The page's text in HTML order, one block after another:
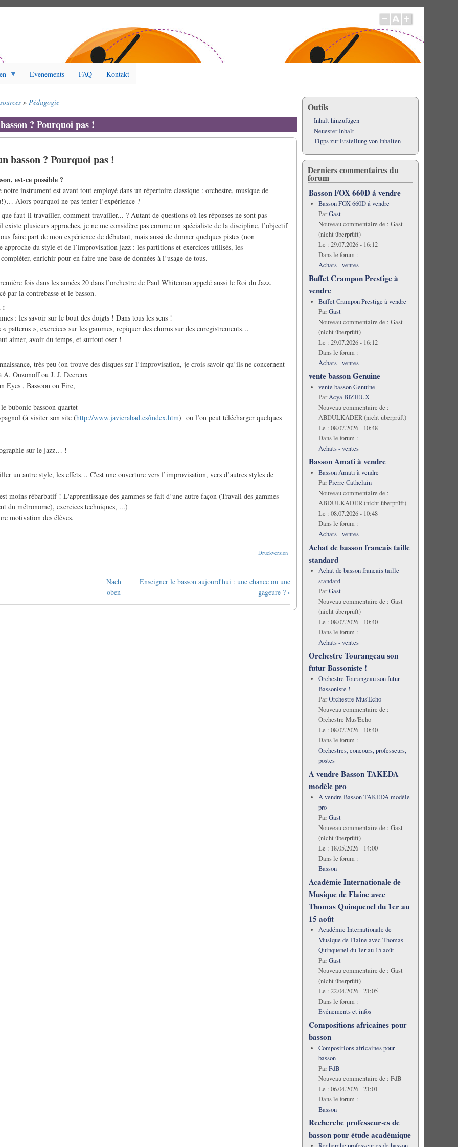
Evenements FAQ Kontakt
Pédagogie
? Pourquoi pas !
basson ? Pourquoi pas !
est-ce possible ?
notre instrument est avant tout employé dans un répertoire classique : orchestre, musique de
Alors pourquoi ne pas tenter l’expérience ?
faut-il travailler, comment travailler... ? Autant de questions où les réponses ne sont pas
existe plusieurs approches, je ne me considère pas comme un spécialiste de la discipline, l’objectif
faire part de mon expérience de débutant, mais aussi de donner quelques pistes (non
approche du style et de l’improvisation jazz : les partitions et exercices utilisés, les
enrichir pour en faire une base de données à l’usage de tous.
fois dans les années 20 dans l’orchestre de Paul Whiteman appelé aussi le Roi du Jazz.
par la contrebasse et le basson.
:
: les savoir sur le bout des doigts ! Dans tous les sens !
patterns », exercices sur les gammes, repiquer des chorus sur des enregistrements…
aimer, avoir du temps, et surtout oser !
très peu (on trouve des disques sur l’improvisation, je crois savoir qu’ils ne concernent
A. Ouzonoff ou J. J. Decreux
Eyes , Bassoon on Fire,
bubonic bassoon quartet
(à visiter son site (http://www.javierabad.es/index.htm) ou l’on peut télécharger quelques
sur le jazz… !
un autre style, les effets… C'est une ouverture vers l’improvisation, vers d’autres styles de
moins rébarbatif ! L'apprentissage des gammes se fait d’une autre façon (Travail des gammes
du métronome), exercices techniques, ...)
motivation des élèves.
Druckversion
Nach
oben
Enseigner le basson aujourd'hui : une chance ou une
gageure ? ›
Outils
Inhalt hinzufügen
Neuester Inhalt
Tipps zur Erstellung von Inhalten
Derniers commentaires du
forum
Basson FOX 660D á vendre
Basson FOX 660D á vendre
ParGast
Nouveau commentaire de : Gast
(nicht überprüft)
Le : 29.07.2026 - 16:12
Dans le forum :
Achats - ventes
Buffet Crampon Prestige à
vendre
Buffet Crampon Prestige à vendre
ParGast
Nouveau commentaire de : Gast
(nicht überprüft)
Le : 29.07.2026 - 16:12
Dans le forum :
Achats - ventes
vente basson Genuine
vente basson Genuine
ParAcya BIZIEUX
Nouveau commentaire de :
ABDULKADER (nicht überprüft)
Le : 08.07.2026 - 10:48
Dans le forum :
Achats - ventes
Basson Amati à vendre
Basson Amati à vendre
ParPierre Cathelain
Nouveau commentaire de :
ABDULKADER (nicht überprüft)
Le : 08.07.2026 - 10:48
Dans le forum :
Achats - ventes
Achat de basson francais taille
standard
Achat de basson francais taille
standard
ParGast
Nouveau commentaire de : Gast
(nicht überprüft)
Le : 08.07.2026 - 10:40
Dans le forum :
Achats - ventes
Orchestre Tourangeau son
futur Bassoniste !
Orchestre Tourangeau son futur
Bassoniste !
ParOrchestre Mus'Echo
Nouveau commentaire de :
Orchestre Mus'Echo
Le : 08.07.2026 - 10:40
Dans le forum :
Orchestres, concours, professeurs,
postes
A vendre Basson TAKEDA
modèle pro
A vendre Basson TAKEDA modèle
pro
ParGast
Nouveau commentaire de : Gast
(nicht überprüft)
Le : 18.05.2026 - 14:00
Dans le forum :
Basson
Académie Internationale de
Musique de Flaine avec
Thomas Quinquenel du 1er au
15 août
Académie Internationale de
Musique de Flaine avec Thomas
Quinquenel du 1er au 15 août
ParGast
Nouveau commentaire de : Gast
(nicht überprüft)
Le : 22.04.2026 - 21:05
Dans le forum :
Evénements et infos
Compositions africaines pour
basson
Compositions africaines pour
basson
ParFdB
Nouveau commentaire de : FdB
Le : 06.04.2026 - 21:01
Dans le forum :
Basson
Recherche professeur·es de
basson pour étude académique